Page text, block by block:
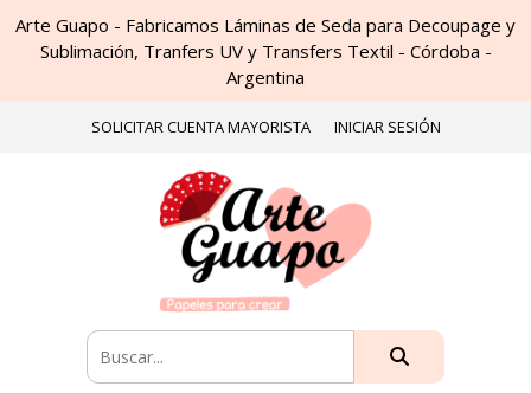
Arte Guapo - Fabricamos Láminas de Seda para Decoupage y
Sublimación, Tranfers UV y Transfers Textil - Córdoba -
Argentina
SOLICITAR CUENTA MAYORISTA INICIAR SESIÓN